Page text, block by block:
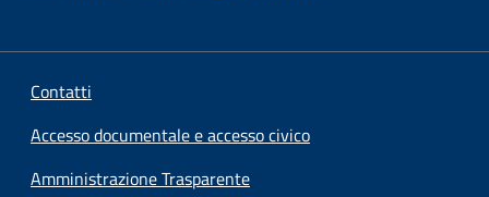
Contatti
Accesso documentale e accesso civico
Amministrazione Trasparente